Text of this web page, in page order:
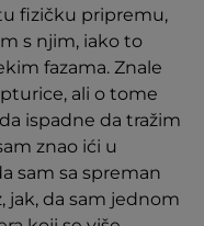
fizičku pripremu,
s njim, iako to
fazama. Znale
ali o tome
ispadne da tražim
znao ići u
sam sa spreman
jak, da sam jednom